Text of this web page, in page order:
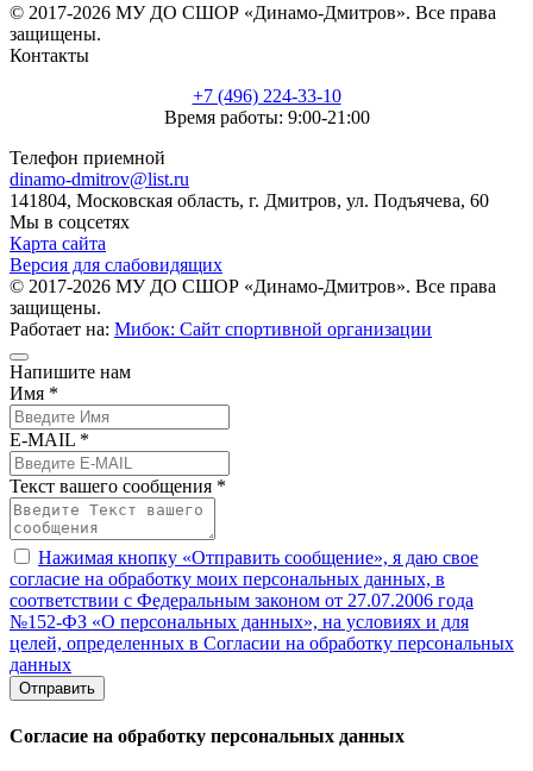
© 2017-2026 МУ ДО СШОР «Динамо-Дмитров». Все права
защищены.
Контакты
+7 (496) 224-33-10
Время работы: 9:00-21:00
Телефон приемной
dinamo-dmitrov@list.ru
141804, Московская область, г. Дмитров, ул. Подъячева, 60
Мы в соцсетях
Карта сайта
Версия для слабовидящих
© 2017-2026 МУ ДО СШОР «Динамо-Дмитров». Все права
защищены.
Работает на: Мибок: Сайт спортивной организации
Напишите нам
Имя *
E-MAIL *
Текст вашего сообщения *
Нажимая кнопку «Отправить сообщение», я даю свое
согласие на обработку моих персональных данных, в
соответствии с Федеральным законом от 27.07.2006 года
№152-ФЗ «О персональных данных», на условиях и для
целей, определенных в Согласии на обработку персональных
данных
Отправить
Согласие на обработку персональных данных